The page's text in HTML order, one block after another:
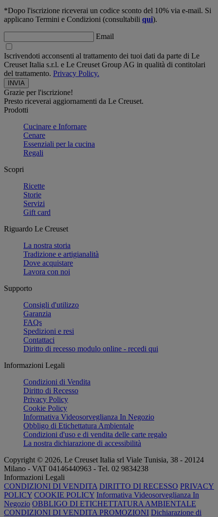
*Dopo l'iscrizione riceverai un codice sconto del 10% via e-mail. Si
applicano Termini e Condizioni (consultabili qui).
Email
Iscrivendoti acconsenti al trattamento dei tuoi dati da parte di Le
Creuset Italia s.r.l. e Le Creuset Group AG in qualità di contitolari
del trattamento. Privacy Policy.
Grazie per l'iscrizione!
Presto riceverai aggiornamenti da Le Creuset.
Prodotti
Cucinare e Infornare
Cenare
Essenziali per la cucina
Regali
Scopri
Ricette
Storie
Servizi
Gift card
Riguardo Le Creuset
La nostra storia
Tradizione e artigianalità
Dove acquistare
Lavora con noi
Supporto
Consigli d'utilizzo
Garanzia
FAQs
Spedizioni e resi
Contattaci
Diritto di recesso modulo online - recedi qui
Informazioni Legali
Condizioni di Vendita
Diritto di Recesso
Privacy Policy
Cookie Policy
Informativa Videosorveglianza In Negozio
Obbligo di Etichettatura Ambientale
Condizioni d'uso e di vendita delle carte regalo
La nostra dichiarazione di accessibilità
Copyright © 2026, Le Creuset Italia srl ​​Viale Tunisia, 38 - 20124
Milano - VAT 04146440963 - Tel. 02 9834238
Informazioni Legali
CONDIZIONI DI VENDITA DIRITTO DI RECESSO PRIVACY
POLICY COOKIE POLICY Informativa Videosorveglianza In
Negozio OBBLIGO DI ETICHETTATURA AMBIENTALE
CONDIZIONI DI VENDITA PROMOZIONI Dichiarazione di